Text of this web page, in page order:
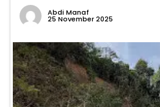
Abdi Manaf
25 November 2025